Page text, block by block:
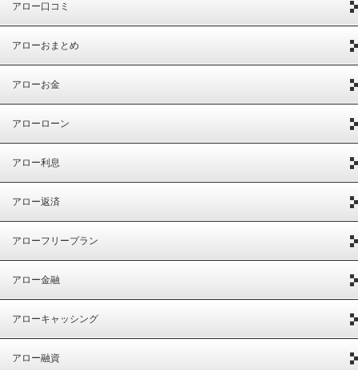
アロー口コミ
アローおまとめ
アローお金
アローローン
アロー利息
アロー返済
アローフリープラン
アロー金融
アローキャッシング
アロー融資